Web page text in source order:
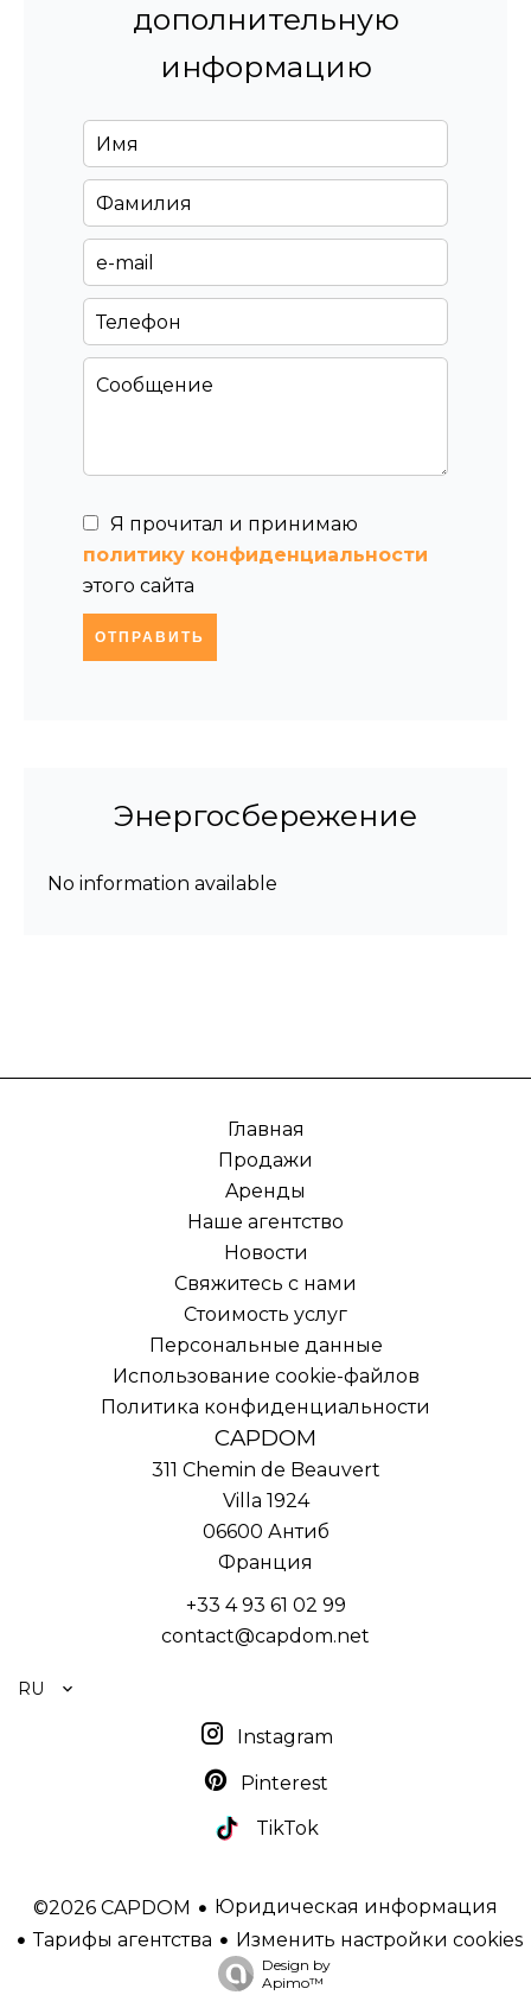
дополнительную
информацию
Я прочитал и принимаю
политику конфиденциальности
этого сайта
ОТПРАВИТЬ
Энергосбережение
No information available
Главная
Продажи
Aренды
Наше агентство
Новости
Свяжитесь с нами
Стоимость услуг
Персональные данные
Использование cookie-файлов
Политика конфиденциальности
CAPDOM
311 Chemin de Beauvert
Villa 1924
06600 Антиб
Франция
+33 4 93 61 02 99
contact@capdom.net
RU
Instagram
Pinterest
TikTok
©2026 CAPDOM
Юридическая информация
Тарифы агентства
Изменить настройки cookies
Design by
Apimo™